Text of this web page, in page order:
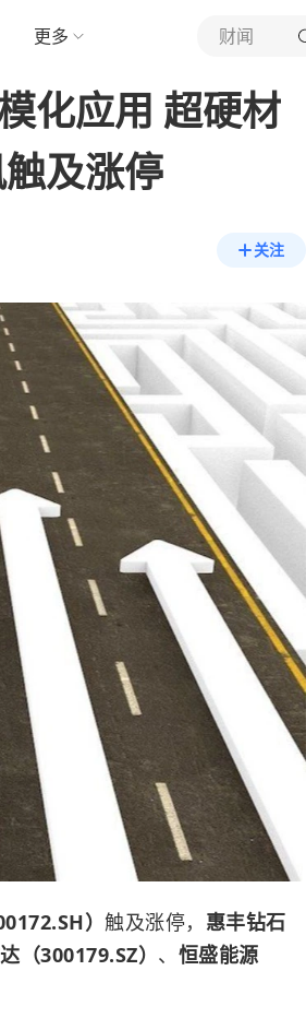
更多 财闻
化应用 超硬材
及涨停
关注
） 触及涨停， 惠丰钻石
（300179.SZ） 、 恒盛能源